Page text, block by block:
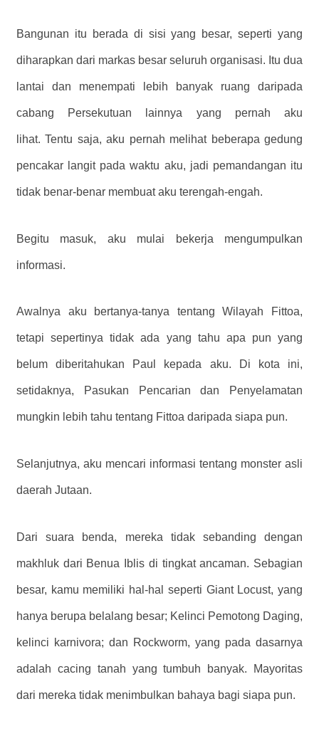
Bangunan itu berada di sisi yang besar, seperti yang
diharapkan dari markas besar seluruh organisasi. Itu dua
lantai dan menempati lebih banyak ruang daripada
cabang Persekutuan lainnya yang pernah aku
lihat. Tentu saja, aku pernah melihat beberapa gedung
pencakar langit pada waktu aku, jadi pemandangan itu
tidak benar-benar membuat aku terengah-engah.
Begitu masuk, aku mulai bekerja mengumpulkan
informasi.
Awalnya aku bertanya-tanya tentang Wilayah Fittoa,
tetapi sepertinya tidak ada yang tahu apa pun yang
belum diberitahukan Paul kepada aku. Di kota ini,
setidaknya, Pasukan Pencarian dan Penyelamatan
mungkin lebih tahu tentang Fittoa daripada siapa pun.
Selanjutnya, aku mencari informasi tentang monster asli
daerah Jutaan.
Dari suara benda, mereka tidak sebanding dengan
makhluk dari Benua Iblis di tingkat ancaman. Sebagian
besar, kamu memiliki hal-hal seperti Giant Locust, yang
hanya berupa belalang besar; Kelinci Pemotong Daging,
kelinci karnivora; dan Rockworm, yang pada dasarnya
adalah cacing tanah yang tumbuh banyak. Mayoritas
dari mereka tidak menimbulkan bahaya bagi siapa pun.